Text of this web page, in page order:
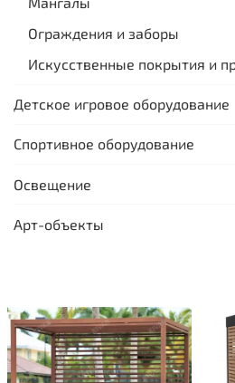
Ограждения и заборы
Искусственные покрытия и
Детское игровое оборудование
Спортивное оборудование
Освещение
Арт-объекты